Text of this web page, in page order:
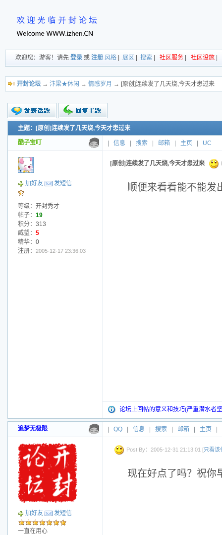
欢迎您：游客！请先 登录 或 注册 风格 展区 搜索 社区服务 社区设施
开封论坛 → 汴梁★休闲 → 情感岁月 → [原创]连续发了几天烧,今天才患过来
新的主题
投票帖
交易帖
小字报
主题：[原创]连续发了几天烧,今天才患过来
酷子宝叮 信息 搜索 邮箱 主页 UC
加好友 发短信
等级：开封秀才
帖子： 19
积分：313
威望： 5
精华：0
注册： 2005-12-17 23:36:03
[原创]连续发了几天烧,今天才患过来
顺便来看看能不能发
论坛上回帖的意义和技巧(严重潜水者
追梦无极限 QQ 信息 搜索 邮箱 主页
加好友 发短信
一直在用心
Post By：2005-12-31 21:13:01 [只看该
现在好点了吗？祝你